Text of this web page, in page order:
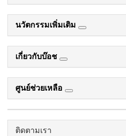
นวัตกรรมเพิ่มเติม
เกี่ยวกับบ๊อช
ศูนย์ช่วยเหลือ
ติดตามเรา